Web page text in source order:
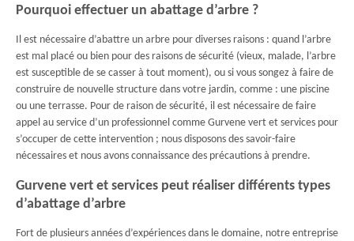
Pourquoi effectuer un abattage d’arbre ?
Il est nécessaire d’abattre un arbre pour diverses raisons : quand l’arbre
est mal placé ou bien pour des raisons de sécurité (vieux, malade, l’arbre
est susceptible de se casser à tout moment), ou si vous songez à faire de
construire de nouvelle structure dans votre jardin, comme : une piscine
ou une terrasse. Pour de raison de sécurité, il est nécessaire de faire
appel au service d’un professionnel comme Gurvene vert et services pour
s’occuper de cette intervention ; nous disposons des savoir-faire
nécessaires et nous avons connaissance des précautions à prendre.
Gurvene vert et services peut réaliser différents types
d’abattage d’arbre
Fort de plusieurs années d’expériences dans le domaine, notre entreprise